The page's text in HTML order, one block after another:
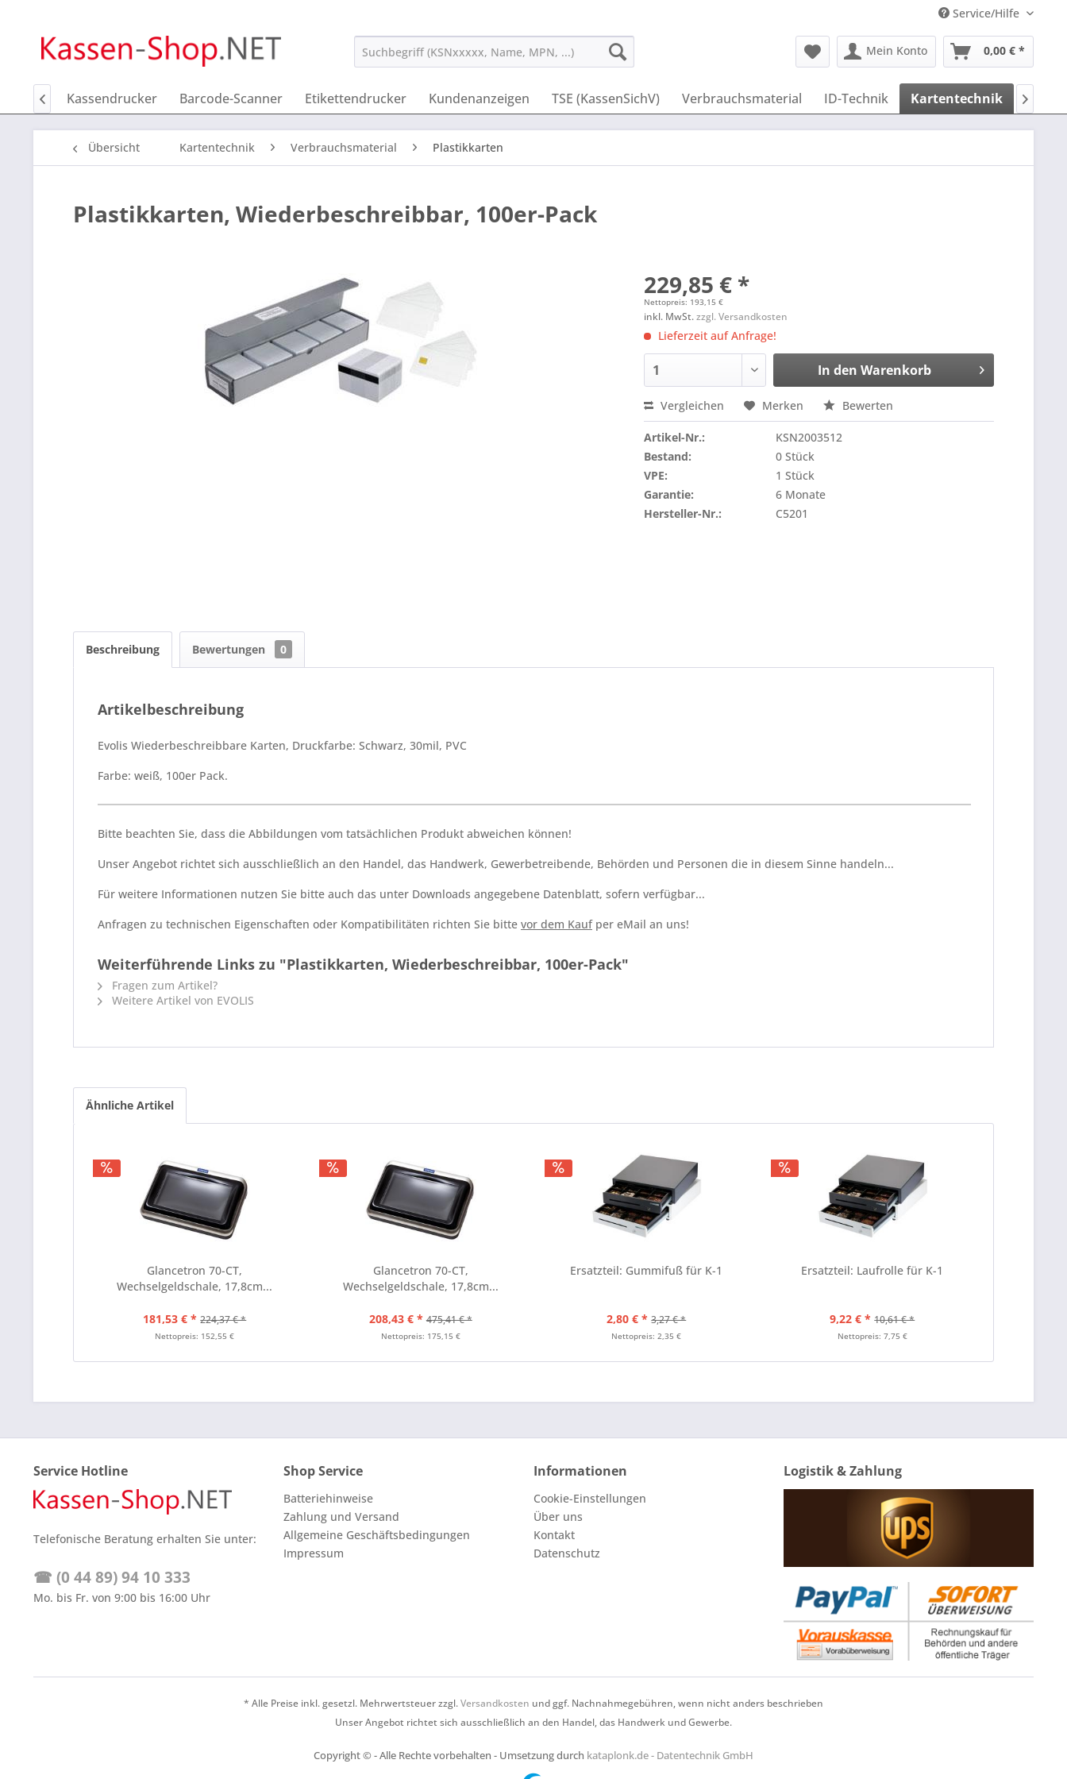
Service/Hilfe
Mein Konto 0,00 € *
Kassendrucker Barcode-Scanner Etikettendrucker Kundenanzeigen TSE (KassenSichV) Verbrauchsmaterial ID-Technik Kartentechnik
 
Übersicht Kartentechnik Verbrauchsmaterial Plastikkarten
Plastikkarten, Wiederbeschreibbar, 100er-Pack
229,85 € *
Nettopreis: 193,15 €
inkl. MwSt.zzgl. Versandkosten
Lieferzeit auf Anfrage!
In den Warenkorb
Vergleichen Merken Bewerten
Artikel-Nr.:
KSN2003512
Bestand:
0 Stück
VPE:
1 Stück
Garantie:
6 Monate
Hersteller-Nr.:
C5201
Beschreibung Bewertungen 0
Artikelbeschreibung
Evolis Wiederbeschreibbare Karten, Druckfarbe: Schwarz, 30mil, PVC
Farbe: weiß, 100er Pack.
Bitte beachten Sie, dass die Abbildungen vom tatsächlichen Produkt abweichen können!
Unser Angebot richtet sich ausschließlich an den Handel, das Handwerk, Gewerbetreibende, Behörden und Personen die in diesem Sinne handeln...
Für weitere Informationen nutzen Sie bitte auch das unter Downloads angegebene Datenblatt, sofern verfügbar...
Anfragen zu technischen Eigenschaften oder Kompatibilitäten richten Sie bitte vor dem Kaufper eMail an uns!
Weiterführende Links zu "Plastikkarten, Wiederbeschreibbar, 100er-Pack"
Fragen zum Artikel?
Weitere Artikel von EVOLIS
Ähnliche Artikel
Glancetron 70-CT,
Wechselgeldschale, 17,8cm...
181,53 € * 224,37 € *
Nettopreis: 152,55 €
Glancetron 70-CT,
Wechselgeldschale, 17,8cm...
208,43 € * 475,41 € *
Nettopreis: 175,15 €
Ersatzteil: Gummifuß für K-1
2,80 € * 3,27 € *
Nettopreis: 2,35 €
Ersatzteil: Laufrolle für K-1
9,22 € * 10,61 € *
Nettopreis: 7,75 €
Service Hotline
Telefonische Beratung erhalten Sie unter:
☎ (0 44 89) 94 10 333
Mo. bis Fr. von 9:00 bis 16:00 Uhr
Shop Service
Batteriehinweise
Zahlung und Versand
Allgemeine Geschäftsbedingungen
Impressum
Informationen
Cookie-Einstellungen
Über uns
Kontakt
Datenschutz
Logistik & Zahlung
* Alle Preise inkl. gesetzl. Mehrwertsteuer zzgl.Versandkosten und ggf. Nachnahmegebühren, wenn nicht anders beschrieben
Unser Angebot richtet sich ausschließlich an den Handel, das Handwerk und Gewerbe.
Copyright © - Alle Rechte vorbehalten - Umsetzung durch kataplonk.de - Datentechnik GmbH